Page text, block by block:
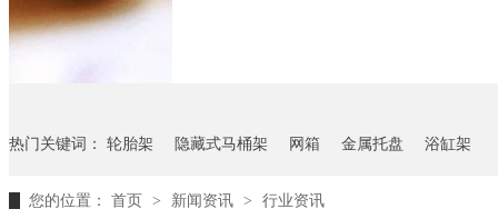
气瓶料架
热门关键词： 轮胎架 隐藏式马桶架 网箱 金属托盘 浴缸架
您的位置： 首页 > 新闻资讯 > 行业资讯